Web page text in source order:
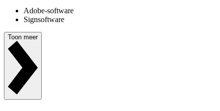
Adobe-software
Signsoftware
Toon meer